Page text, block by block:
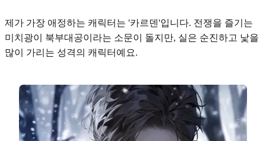
제가 가장 애정하는 캐릭터는 '카르덴'입니다. 전쟁을 즐기는
미치광이 북부대공이라는 소문이 돌지만, 실은 순진하고 낯을
많이 가리는 성격의 캐릭터예요.